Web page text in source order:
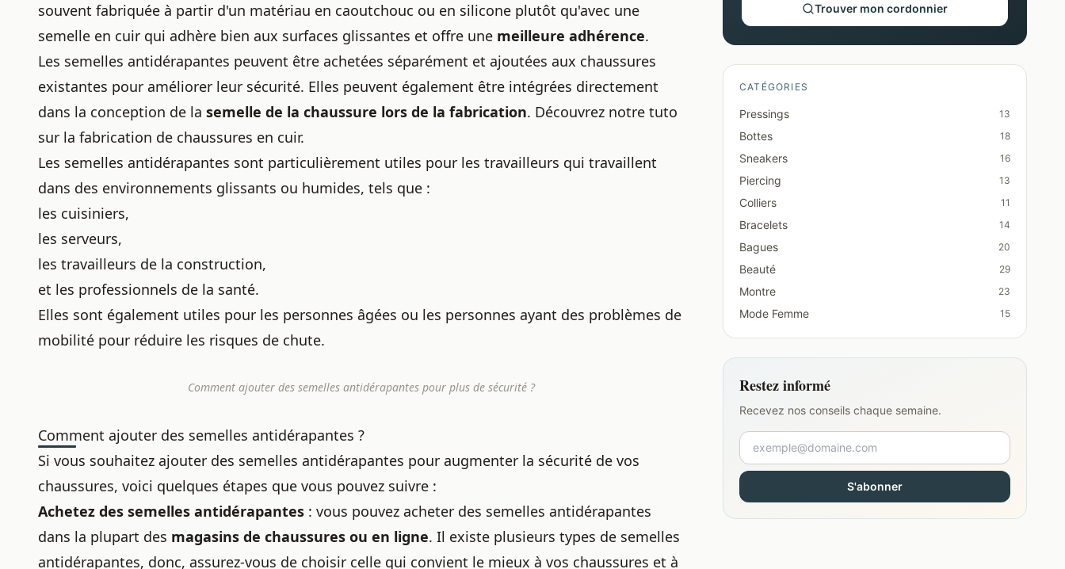
souvent fabriquée à partir d'un matériau en caoutchouc ou en silicone plutôt qu'avec une
semelle en cuir qui adhère bien aux surfaces glissantes et offre une meilleure adhérence.
Les semelles antidérapantes peuvent être achetées séparément et ajoutées aux chaussures
existantes pour améliorer leur sécurité. Elles peuvent également être intégrées directement
dans la conception de la semelle de la chaussure lors de la fabrication. Découvrez notre tuto
sur la fabrication de chaussures en cuir.
Les semelles antidérapantes sont particulièrement utiles pour les travailleurs qui travaillent
dans des environnements glissants ou humides, tels que :
les cuisiniers,
les serveurs,
les travailleurs de la construction,
et les professionnels de la santé.
Elles sont également utiles pour les personnes âgées ou les personnes ayant des problèmes de
mobilité pour réduire les risques de chute.
Comment ajouter des semelles antidérapantes pour plus de sécurité ?
Comment ajouter des semelles antidérapantes ?
Si vous souhaitez ajouter des semelles antidérapantes pour augmenter la sécurité de vos
chaussures, voici quelques étapes que vous pouvez suivre :
Achetez des semelles antidérapantes : vous pouvez acheter des semelles antidérapantes
dans la plupart des magasins de chaussures ou en ligne. Il existe plusieurs types de semelles
antidérapantes, donc, assurez-vous de choisir celle qui convient le mieux à vos chaussures et à
Trouver mon cordonnier
CATÉGORIES
Pressings 13
Bottes 18
Sneakers 16
Piercing 13
Colliers 11
Bracelets 14
Bagues 20
Beauté 29
Montre 23
Mode Femme 15
Restez informé
Recevez nos conseils chaque semaine.
S'abonner